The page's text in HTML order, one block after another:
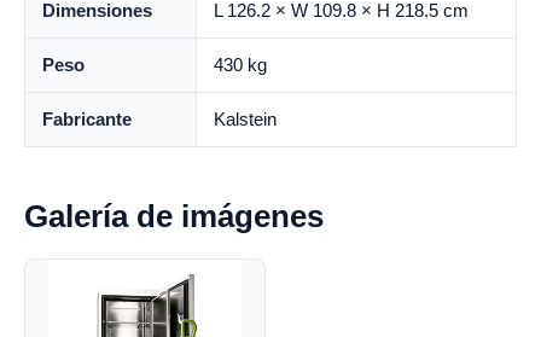
Dimensiones L 126.2 × W 109.8 × H 218.5 cm
Peso 430 kg
Fabricante Kalstein
Galería de imágenes